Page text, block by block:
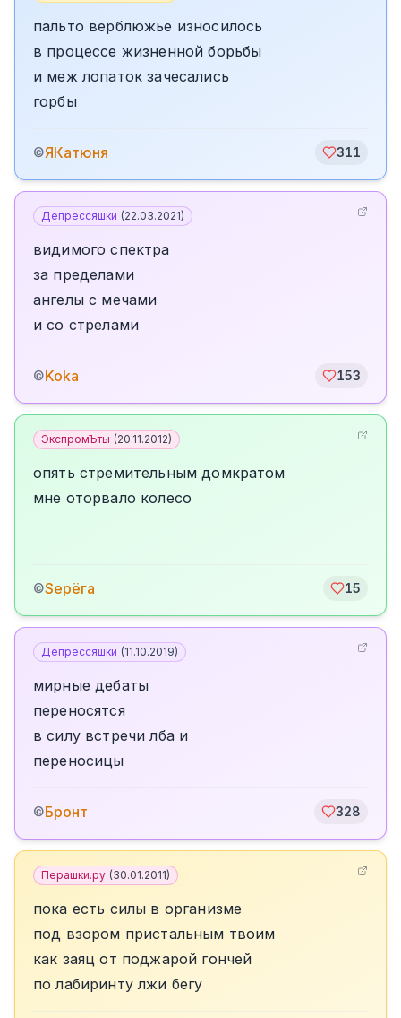
пальто верблюжье износилось
в процессе жизненной борьбы
и меж лопаток зачесались
горбы
©ЯКатюня 311
Депрессяшки (22.03.2021)
видимого спектра
за пределами
ангелы с мечами
и со стрелами
©Koka 153
ЭкспромЪты (20.11.2012)
опять стремительным домкратом
мне оторвало колесо
©Sерёга 15
Депрессяшки (11.10.2019)
мирные дебаты
переносятся
в силу встречи лба и
переносицы
©Бронт 328
Перашки.ру (30.01.2011)
пока есть силы в организме
под взором пристальным твоим
как заяц от поджарой гончей
по лабиринту лжи бегу